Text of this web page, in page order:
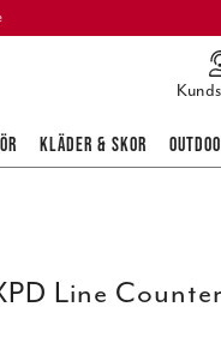
KLÄDER & SKOR
Line